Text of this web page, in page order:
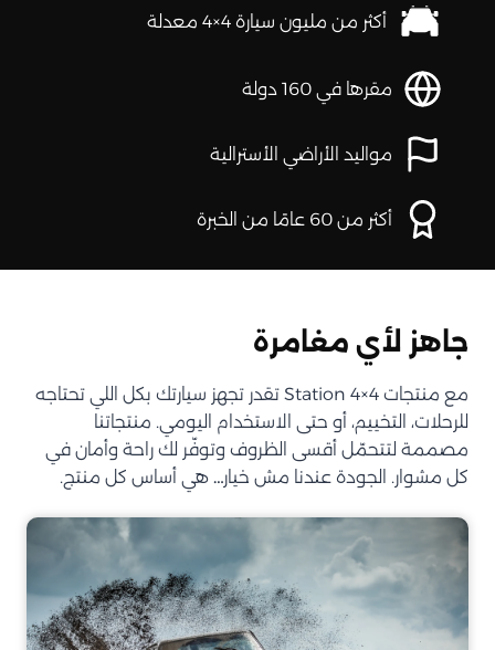
أكثر من مليون سيارة 4×4 معدلة
مقرها في 160 دولة
مواليد الأراضي الأسترالية
أكثر من 60 عامًا من الخبرة
جاهز لأي مغامرة
مع منتجات Station 4×4 تقدر تجهز سيارتك بكل اللي تحتاجه
للرحلات، التخييم، أو حتى الاستخدام اليومي. منتجاتنا
مصممة لتتحمّل أقسى الظروف وتوفّر لك راحة وأمان في
كل مشوار. الجودة عندنا مش خيار… هي أساس كل منتج.